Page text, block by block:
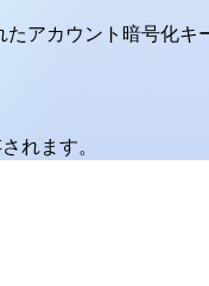
アカウント暗号化キ
れます。